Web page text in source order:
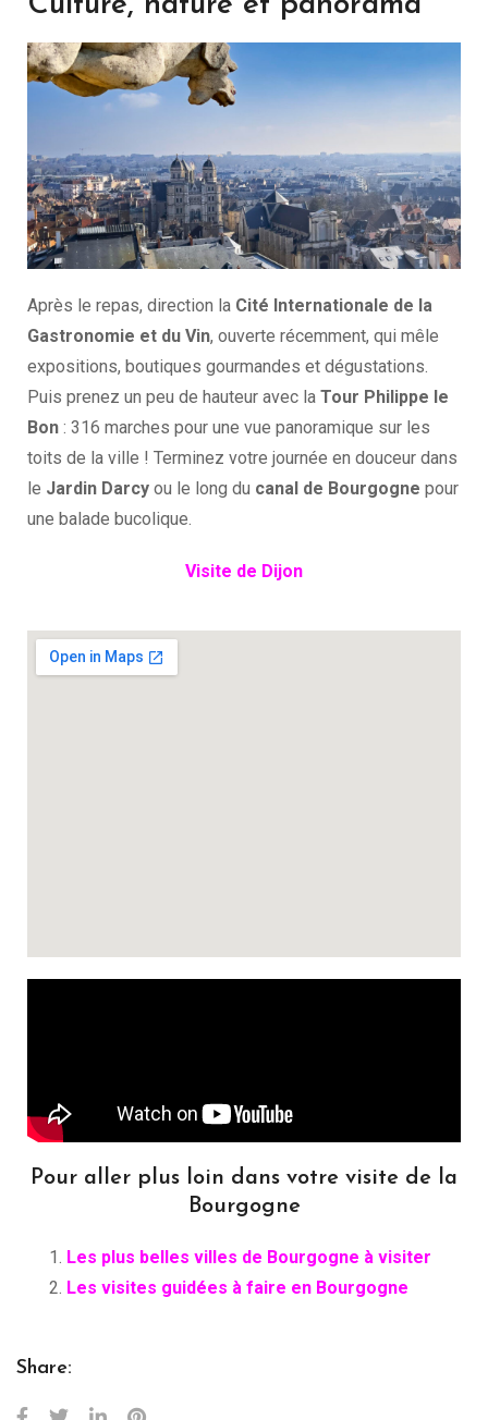
Après le repas, direction la Cité Internationale de la
Gastronomie et du Vin, ouverte récemment, qui mêle
expositions, boutiques gourmandes et dégustations.
Puis prenez un peu de hauteur avec la Tour Philippe le
Bon : 316 marches pour une vue panoramique sur les
toits de la ville ! Terminez votre journée en douceur dans
le Jardin Darcy ou le long du canal de Bourgogne pour
une balade bucolique.
Visite de Dijon
Pour aller plus loin dans votre visite de la
Bourgogne
Les plus belles villes de Bourgogne à visiter
Les visites guidées à faire en Bourgogne
Share: